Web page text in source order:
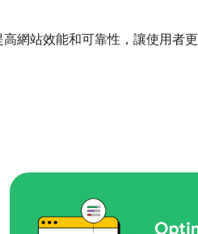
網站效能和可靠性，讓使用者更